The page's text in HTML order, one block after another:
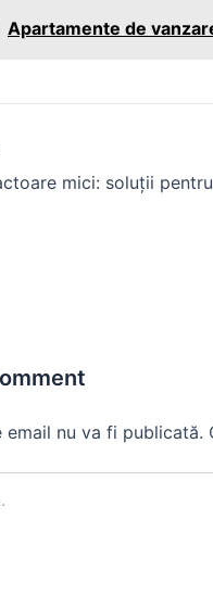
Apartamente de
email nu va fi publicată.